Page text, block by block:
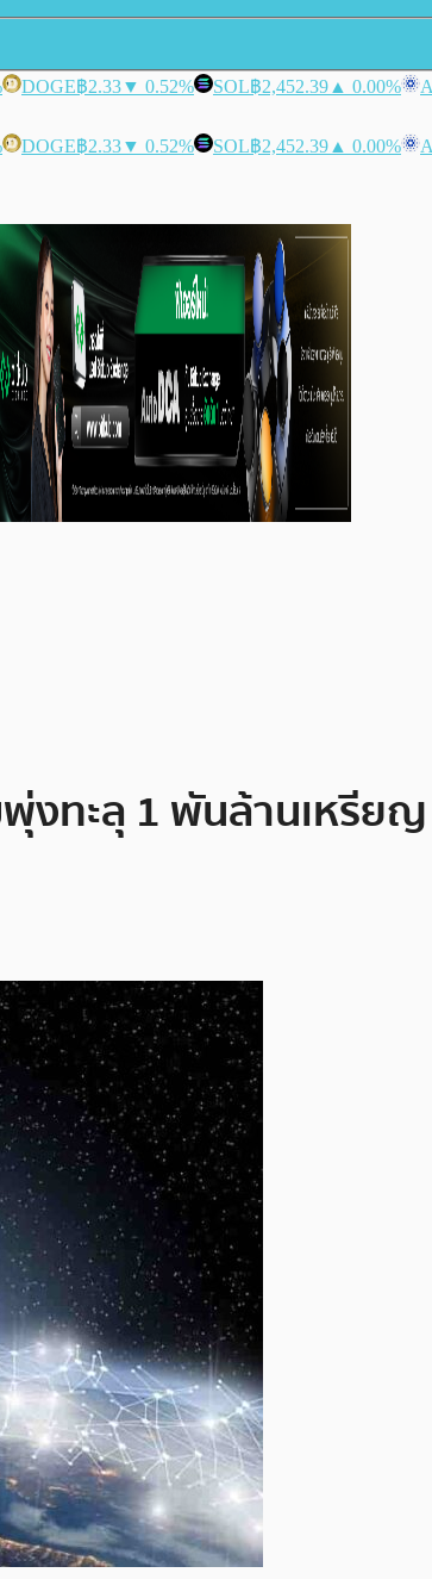
DOGE฿2.33▼ 0.52% SOL฿2,452.39 ▲ 0.00%
DOGE฿2.33▼ 0.52% SOL฿2,452.39 ▲ 0.00%
ทะลุ 1 พันล้านเหรียญ